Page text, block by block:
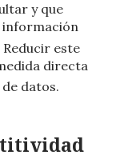
y que
información
Reducir este
directa
datos.